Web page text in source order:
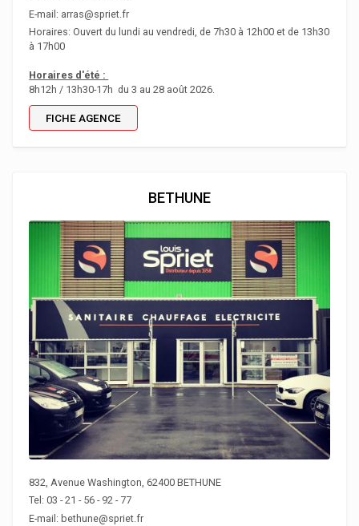
E-mail: arras@spriet.fr
Horaires: Ouvert du lundi au vendredi, de 7h30 à 12h00 et de 13h30
à 17h00
Horaires d'été :
8h12h / 13h30-17h du 3 au 28 août 2026.
FICHE AGENCE
BETHUNE
832, Avenue Washington, 62400 BETHUNE
Tel: 03 - 21 - 56 - 92 - 77
E-mail: bethune@spriet.fr